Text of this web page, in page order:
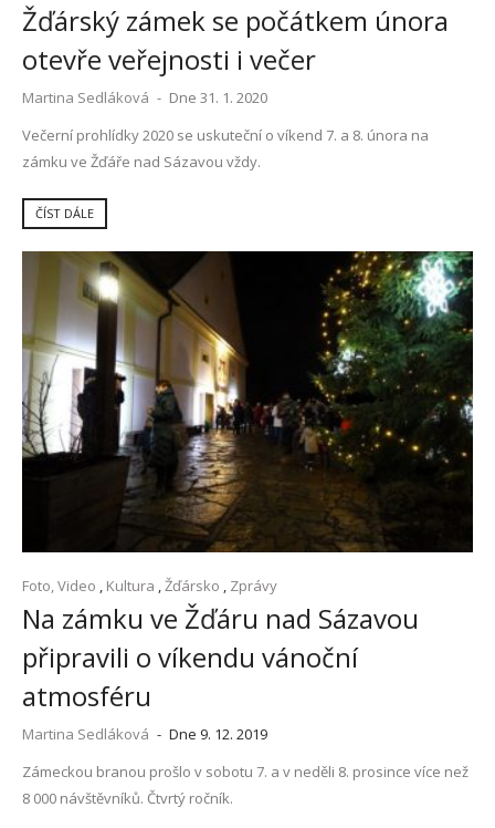
Žďárský zámek se počátkem února
otevře veřejnosti i večer
Martina Sedláková - Dne 31. 1. 2020
Večerní prohlídky 2020 se uskuteční o víkend 7. a 8. února na
zámku ve Žďáře nad Sázavou vždy.
ČÍST DÁLE
Foto, Video Kultura Žďársko Zprávy
Na zámku ve Žďáru nad Sázavou
připravili o víkendu vánoční
atmosféru
Martina Sedláková - Dne 9. 12. 2019
Zámeckou branou prošlo v sobotu 7. a v neděli 8. prosince více než
8 000 návštěvníků. Čtvrtý ročník.